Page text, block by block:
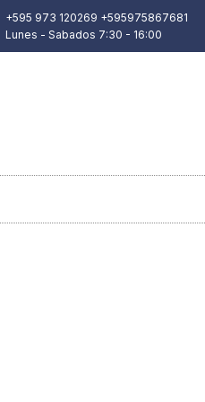
+595 973 120269 +595975867681
Lunes - Sabados 7:30 - 16:00